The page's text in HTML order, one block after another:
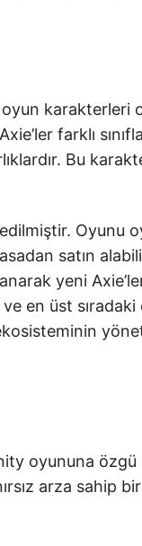
karakterleri
farklı
Bu
Oyunu
satın
yeni
en üst
oyununa
arza sahip